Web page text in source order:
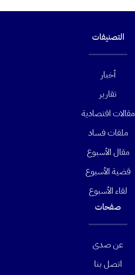
التصنيفات
أخبار
تقارير
مقالات اقتصادية
ملفات فساد
مقال الأسبوع
قضية الأسبوع
لقاء الأسبوع
صفحات
عن صدى
اتصل بنا